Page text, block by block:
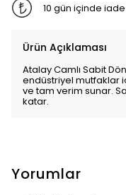
10 gün içinde
Ürün Açıklaması
Atalay Camlı Sabit
endüstriyel mutfaklar
ve tam verim sunar.
katar.
Yorumlar